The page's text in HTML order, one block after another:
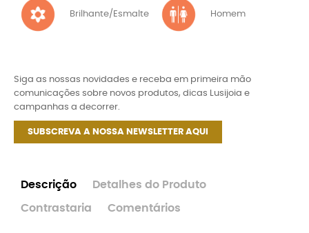
Brilhante/Esmalte Homem
Siga as nossas novidades e receba em primeira mão
comunicações sobre novos produtos, dicas Lusijoia e
campanhas a decorrer.
SUBSCREVA A NOSSA NEWSLETTER AQUI
Descrição Detalhes do Produto
Contrastaria Comentários